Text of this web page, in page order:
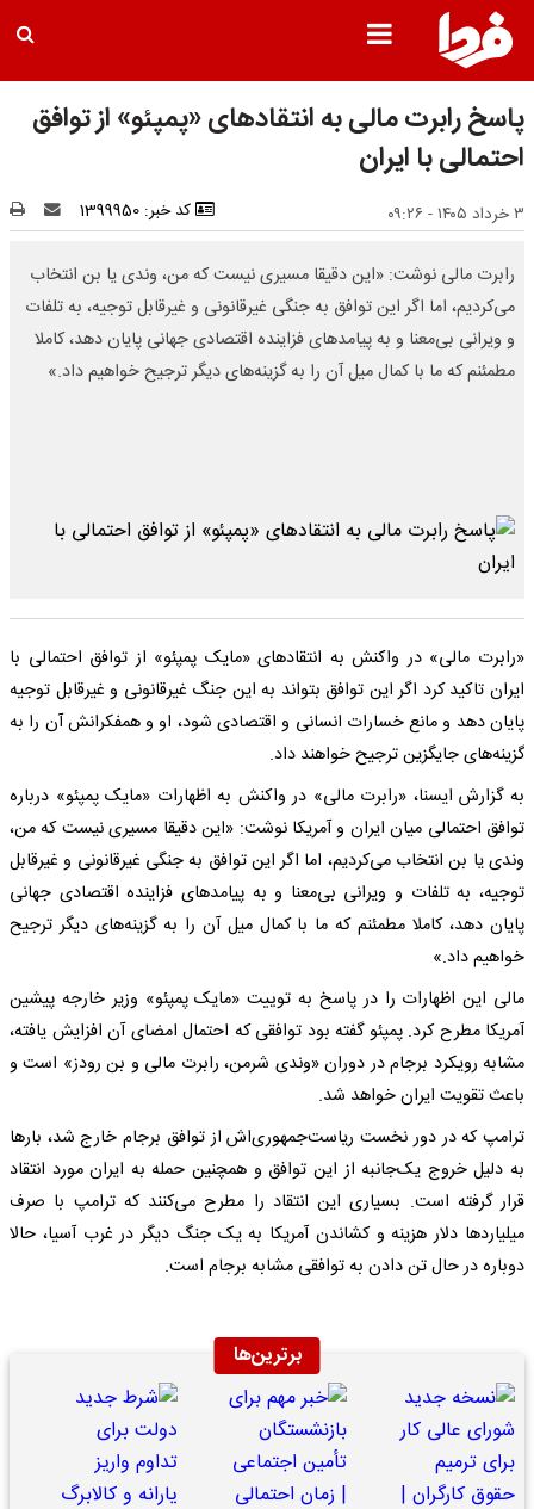
پاسخ رابرت مالی به انتقادهای «پمپئو» از توافق
احتمالی با ایران
۳ خرداد ۱۴۰۵ - ۰۹:۲۶ کد خبر: 1399950
رابرت مالی نوشت: «این دقیقا مسیری نیست که من، وندی یا بن انتخاب
می‌کردیم، اما اگر این توافق به جنگی غیرقانونی و غیرقابل توجیه، به تلفات
و ویرانی بی‌معنا و به پیامدهای فزاینده اقتصادی جهانی پایان دهد، کاملا
مطمئنم که ما با کمال میل آن را به گزینه‌های دیگر ترجیح خواهیم داد.»
«رابرت مالی» در واکنش به انتقادهای «مایک پمپئو» از توافق احتمالی با
ایران تاکید کرد اگر این توافق بتواند به این جنگ غیرقانونی و غیرقابل توجیه
پایان دهد و مانع خسارات انسانی و اقتصادی شود، او و همفکرانش آن را به
گزینه‌های جایگزین ترجیح خواهند داد.
به گزارش ایسنا، «رابرت مالی» در واکنش به اظهارات «مایک پمپئو» درباره
توافق احتمالی میان ایران و آمریکا نوشت: «این دقیقا مسیری نیست که من،
وندی یا بن انتخاب می‌کردیم، اما اگر این توافق به جنگی غیرقانونی و غیرقابل
توجیه، به تلفات و ویرانی بی‌معنا و به پیامدهای فزاینده اقتصادی جهانی
پایان دهد، کاملا مطمئنم که ما با کمال میل آن را به گزینه‌های دیگر ترجیح
خواهیم داد.»
مالی این اظهارات را در پاسخ به توییت «مایک پمپئو» وزیر خارجه پیشین
آمریکا مطرح کرد. پمپئو گفته بود توافقی که احتمال امضای آن افزایش یافته،
مشابه رویکرد برجام در دوران «وندی شرمن، رابرت مالی و بن رودز» است و
باعث تقویت ایران خواهد شد.
ترامپ که در دور نخست ریاست‌جمهوری‌اش از توافق برجام خارج شد، بارها
به دلیل خروج یک‌جانبه از این توافق و همچنین حمله به ایران مورد انتقاد
قرار گرفته است. بسیاری این انتقاد را مطرح می‌کنند که ترامپ با صرف
میلیاردها دلار هزینه و کشاندن آمریکا به یک جنگ دیگر در غرب آسیا، حالا
دوباره در حال تن دادن به توافقی مشابه برجام است.
برترین‌ها